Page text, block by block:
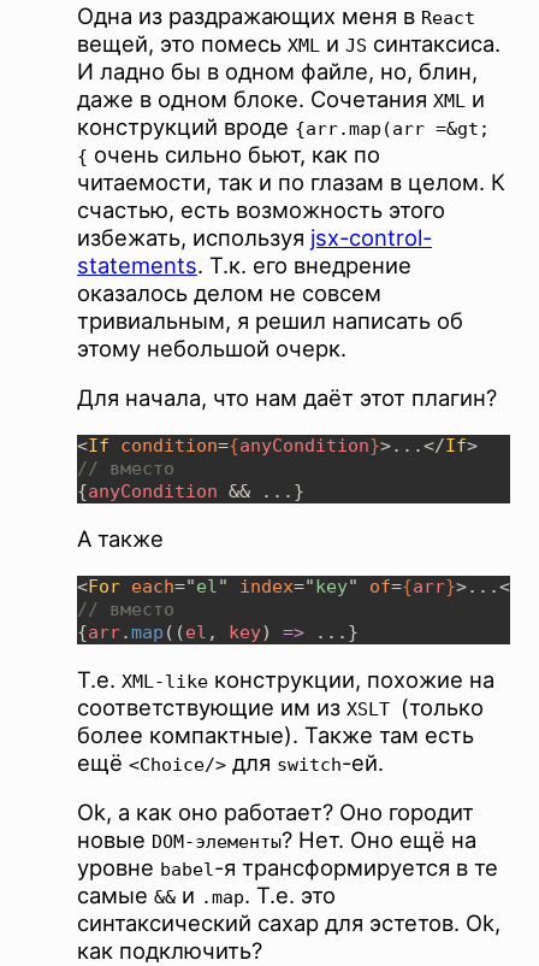
Одна из раздражающих меня в React
вещей, это помесь XML и JS синтаксиса.
И ладно бы в одном файле, но, блин,
даже в одном блоке. Сочетания XML и
конструкций вроде {arr.map(arr =&gt;
{ очень сильно бьют, как по
читаемости, так и по глазам в целом. К
счастью, есть возможность этого
избежать, используя jsx-control-
statements. Т.к. его внедрение
оказалось делом не совсем
тривиальным, я решил написать об
этому небольшой очерк.
Для начала, что нам даёт этот плагин?
<If condition={anyCondition}>...</If
{anyCondition
А также
<For each="el " index="key" of={arr}>...</
{arr.map ((el , key) =>
Т.е. XML-like конструкции, похожие на
соответствующие им из XSLT
(только
более компактные). Также там есть
ещё <Choice/> для switch-ей.
Ok, а как оно работает? Оно городит
новые DOM-элементы? Нет. Оно ещё на
уровне babel-я трансформируется в те
самые && и .map. Т.е. это
синтаксический сахар для эстетов. Ok,
как подключить?